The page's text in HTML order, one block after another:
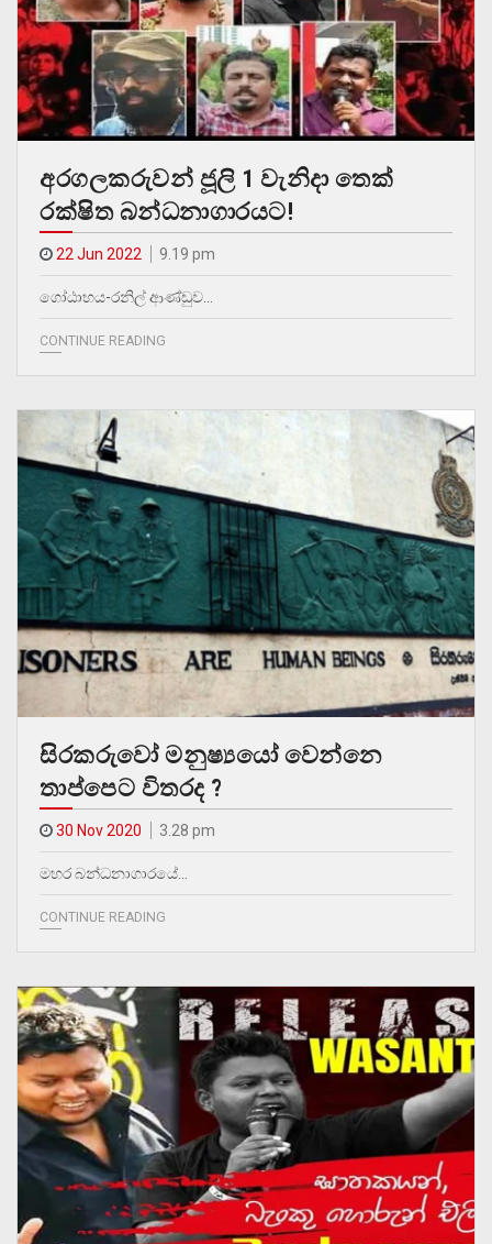
අරගලකරුවන් ජූලි 1 වැනිදා තෙක්
රක්ෂිත බන්ධනාගාරයට!
22 Jun 2022 9.19 pm
ගෝඨාභය-රනිල් ආණ්ඩුව…
CONTINUE READING
සිරකරුවෝ මනුෂ්‍යයෝ වෙන්නෙ
තාප්පෙට විතරද ?
30 Nov 2020 3.28 pm
මහර බන්ධනාගාරයේ…
CONTINUE READING